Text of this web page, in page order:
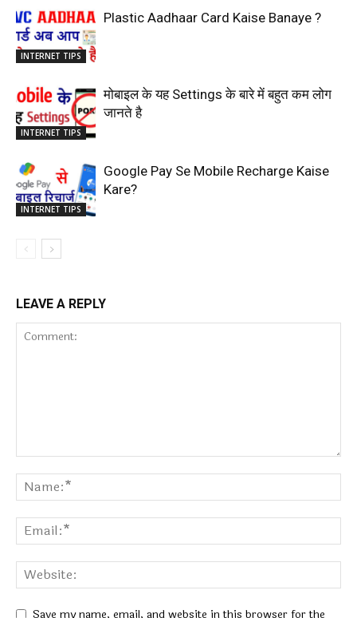
INTERNET TIPS
Plastic Aadhaar Card Kaise Banaye ?
INTERNET TIPS
मोबाइल के यह Settings के बारे में बहुत कम लोग
जानते है
INTERNET TIPS
Google Pay Se Mobile Recharge Kaise
Kare?
LEAVE A REPLY
Save my name, email, and website in this browser for the